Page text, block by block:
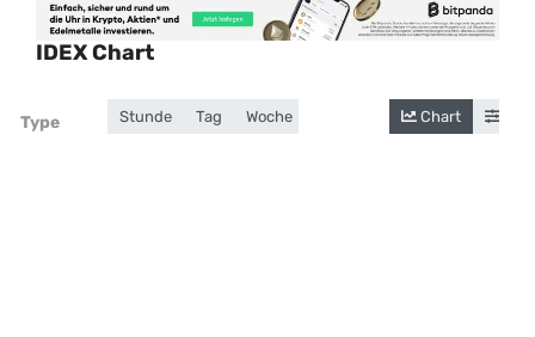
IDEX Chart
Zoom Stunde Tag Woche Jahr Gesamt
Type Chart